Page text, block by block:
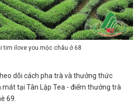
tim ilove you mộc châu ở 68
dõi cách pha trà và thưởng thức
tại Tân Lập Tea - điểm thưởng trà
69.